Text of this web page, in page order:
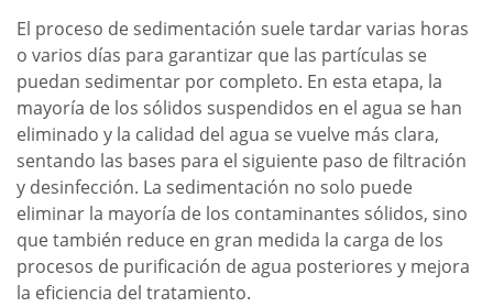
El proceso de sedimentación suele tardar varias horas
o varios días para garantizar que las partículas se
puedan sedimentar por completo. En esta etapa, la
mayoría de los sólidos suspendidos en el agua se han
eliminado y la calidad del agua se vuelve más clara,
sentando las bases para el siguiente paso de filtración
y desinfección. La sedimentación no solo puede
eliminar la mayoría de los contaminantes sólidos, sino
que también reduce en gran medida la carga de los
procesos de purificación de agua posteriores y mejora
la eficiencia del tratamiento.